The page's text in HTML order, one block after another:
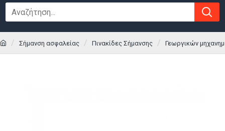
Σήμανση ασφαλείας Πινακίδες Σήμανσης Γεωργικών